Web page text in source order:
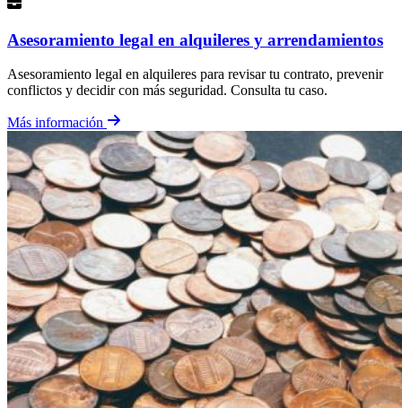
Asesoramiento legal en alquileres y arrendamientos
Asesoramiento legal en alquileres para revisar tu contrato, prevenir
conflictos y decidir con más seguridad. Consulta tu caso.
Más información